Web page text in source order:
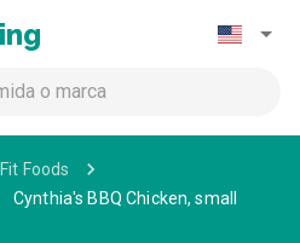
Foods
Cynthia's BBQ Chicken, small